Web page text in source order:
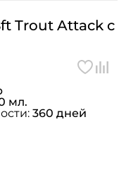
Trout Attack с
мл.
360 дней